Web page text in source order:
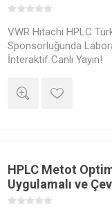
VWR Hitachi HPLC
Sponsorluğunda
İnteraktif Canlı Yayın!
HPLC Metot
Uygulamalı ve